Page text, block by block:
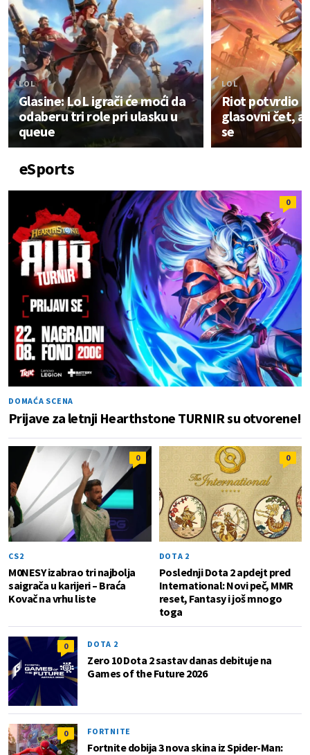
LOL
Glasine: LoL igrači će moći da
odaberu tri role pri ulasku u
queue
LOL
Riot potvrdio
glasovni čet,
se
eSports
0
DOMAĆA SCENA
Prijave za letnji Hearthstone TURNIR su otvorene!
0
CS2
M0NESY izabrao tri najbolja
saigrača u karijeri – Braća
Kovač na vrhu liste
0
DOTA 2
Poslednji Dota 2 apdejt pred
International: Novi peč, MMR
reset, Fantasy i još mnogo
toga
0 DOTA 2
Zero 10 Dota 2 sastav danas debituje na
Games of the Future 2026
0 FORTNITE
Fortnite dobija 3 nova skina iz Spider-Man: